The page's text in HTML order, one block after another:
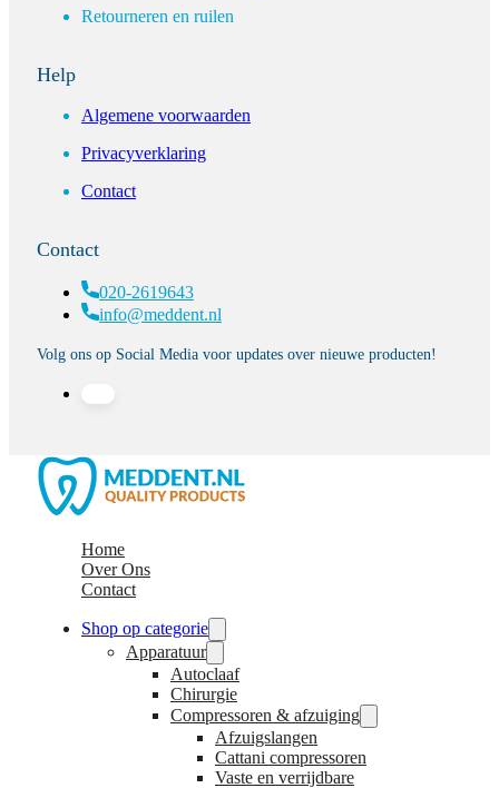
Retourneren en ruilen
Help
Algemene voorwaarden
Privacyverklaring
Contact
Contact
020-2619643
info@meddent.nl
Volg ons op Social Media voor updates over nieuwe producten!
Home
Over Ons
Contact
Shop op categorie
Apparatuur
Autoclaaf
Chirurgie
Compressoren & afzuiging
Afzuigslangen
Cattani compressoren
Vaste en verrijdbare